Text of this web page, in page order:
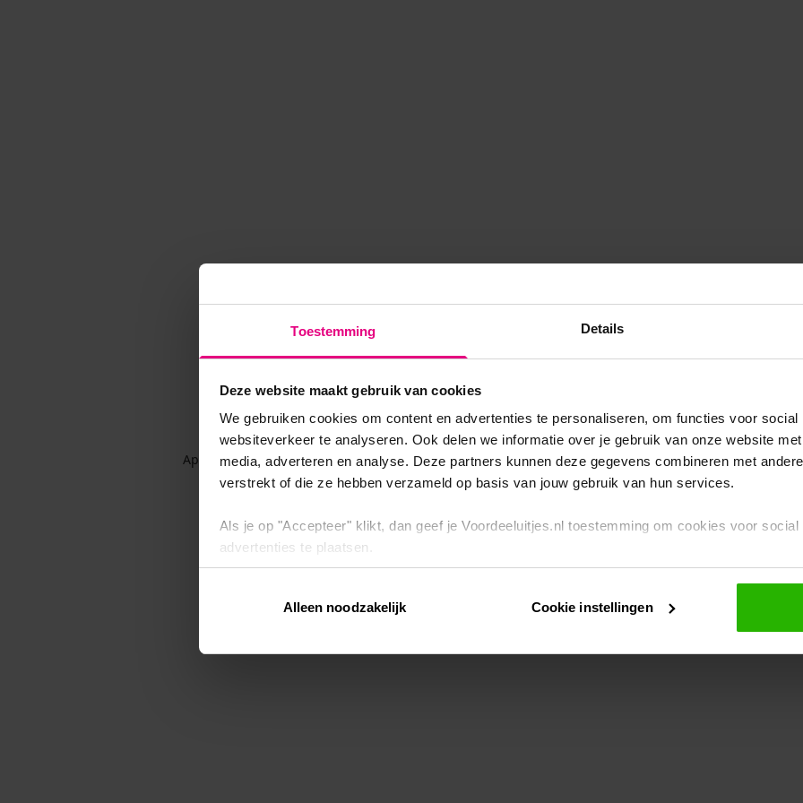
Toestemming Details
Deze website maakt gebruik van cookies
We gebruiken cookies om content en advertenties te personaliseren, om functies voor
websiteverkeer te analyseren. Ook delen we informatie over je gebruik van onze website
media, adverteren en analyse. Deze partners kunnen deze gegevens combineren met
verstrekt of die ze hebben verzameld op basis van jouw gebruik van hun services.
Als je op "Accepteer" klikt, dan geef je Voordeeluitjes.nl toestemming om cookies voor
advertenties te plaatsen.
Via "Cookie instellingen" kun je ook zelf instellen welke cookies worden geplaatst. Je kunt je
intrekken op onscookiebeleid.
Alleen noodzakelijk Cookie instellingen
Application error: a client-side exception has occurred while loadingwww.voordeeluitjes.nl (see the